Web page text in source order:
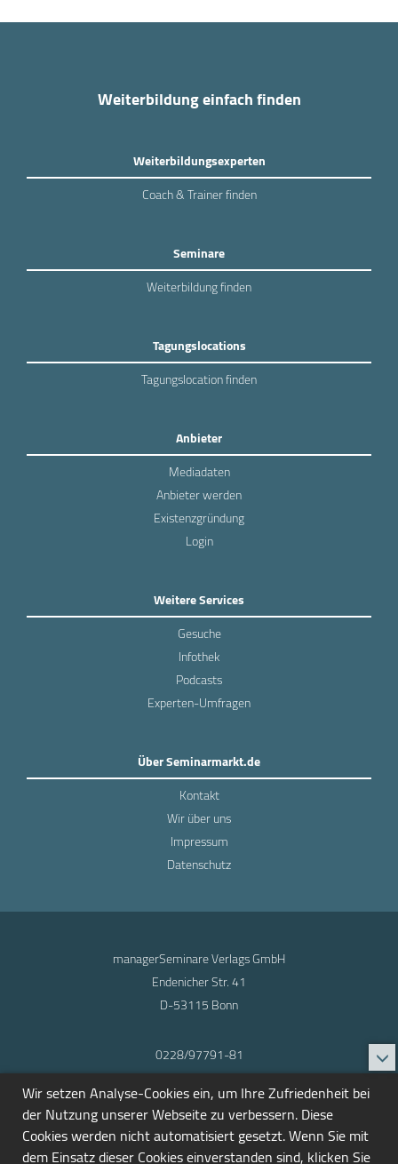
Weiterbildung einfach finden
Weiterbildungsexperten
Coach & Trainer finden
Seminare
Weiterbildung finden
Tagungslocations
Tagungslocation finden
Anbieter
Mediadaten
Anbieter werden
Existenzgründung
Login
Weitere Services
Gesuche
Infothek
Podcasts
Experten-Umfragen
Über Seminarmarkt.de
Kontakt
Wir über uns
Impressum
Datenschutz
managerSeminare Verlags GmbH
Endenicher Str. 41
D-53115 Bonn
0228/97791-81
info@seminarmarkt.de
© 2001-2026
Wir setzen Analyse-Cookies ein, um Ihre Zufriedenheit bei
der Nutzung unserer Webseite zu verbessern. Diese
Cookies werden nicht automatisiert gesetzt. Wenn Sie mit
dem Einsatz dieser Cookies einverstanden sind, klicken Sie